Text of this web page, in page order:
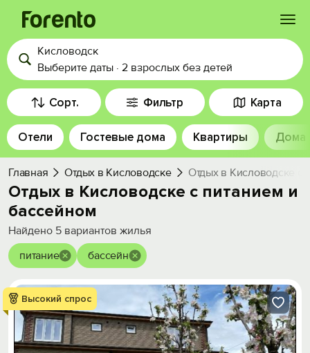
Войти
Избранное
История просмотра
Добавить свой объект
Кисловодск
Выберите даты · 2 взрослых без детей
Сорт. Фильтр Карта
Отели Гостевые дома Квартиры Дома
Главная Отдых в Кисловодске Отдых в Кисловодске с
Отдых в Кисловодске с питанием и
бассейном
Найдено 5 вариантов жилья
питание
бассейн
Высокий спрос